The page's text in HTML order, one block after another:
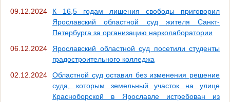
09.12.2024
К 16,5 годам лишения свободы приговорил
Ярославский областной суд жителя Санкт-
Петербурга за организацию нарколаборатории
06.12.2024
Ярославский областной суд посетили студенты
градостроительного колледжа
02.12.2024
Областной суд оставил без изменения решение
суда, которым земельный участок на улице
Красноборской в Ярославле истребован из